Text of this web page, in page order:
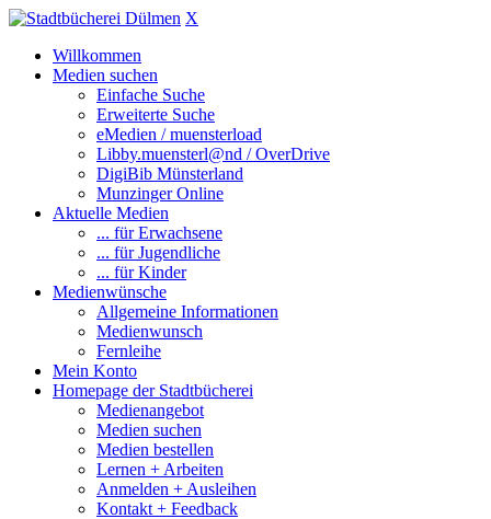
X
Willkommen
Medien suchen
Einfache Suche
Erweiterte Suche
eMedien / muensterload
Libby.muensterl@nd / OverDrive
DigiBib Münsterland
Munzinger Online
Aktuelle Medien
... für Erwachsene
... für Jugendliche
... für Kinder
Medienwünsche
Allgemeine Informationen
Medienwunsch
Fernleihe
Mein Konto
Homepage der Stadtbücherei
Medienangebot
Medien suchen
Medien bestellen
Lernen + Arbeiten
Anmelden + Ausleihen
Kontakt + Feedback